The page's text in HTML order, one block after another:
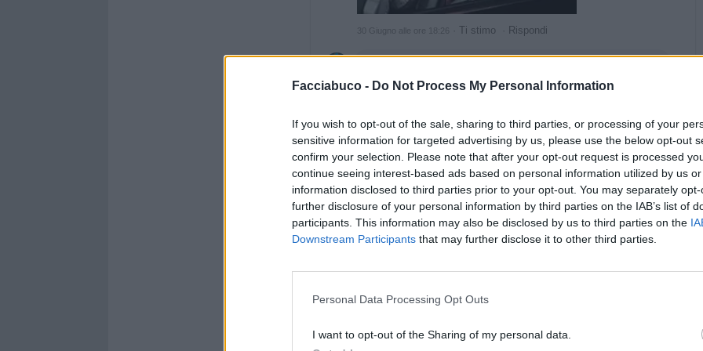
Facciabuco - Do Not Process My Personal Information
If you wish to opt-out of the sale, sharing to third parties, or processing of your
sensitive information for targeted advertising by us, please use the below opt-out
confirm your selection. Please note that after your opt-out request is processed
continue seeing interest-based ads based on personal information utilized by us
information disclosed to third parties prior to your opt-out. You may separately
further disclosure of your personal information by third parties on the IAB’s list of
participants. This information may also be disclosed by us to third parties on the
Downstream Participants that may further disclose it to other third parties.
Personal Data Processing Opt Outs
I want to opt-out of the Sharing of my personal data.
30 Giugno alle ore 18:26 Ti stimo Rispondi
faccio quello che mi pare 😇